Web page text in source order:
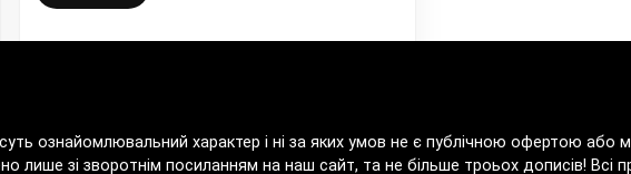
ознайомлювальний характер і ні за яких умов не є публічною офертою або
лише зі зворотнім посиланням на наш сайт, та не більше троьох дописів! Всі